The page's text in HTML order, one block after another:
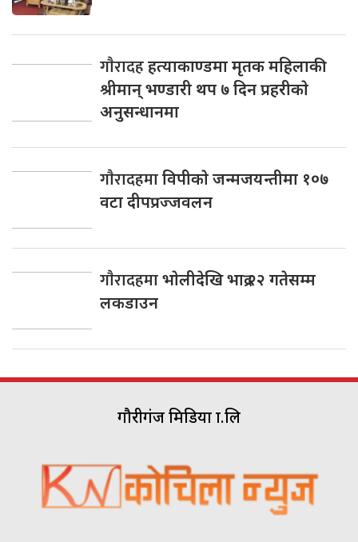
गाैरादहहत्याकाण्डमा मृतक महिलाकी
श्रीमान् भण्डारी थप ७ दिन प्रहरीकाे
अनुसन्धानमा
गाैरादहमाविपीकाे जन्मजयन्तीमा १०७
वटा दीपप्रज्जवलन
गाैरादहमाभाेलीदेखि भाद्र २२ गतेसम्म
लकडाउन
गौरीगंज मिडिया प्रा.लि